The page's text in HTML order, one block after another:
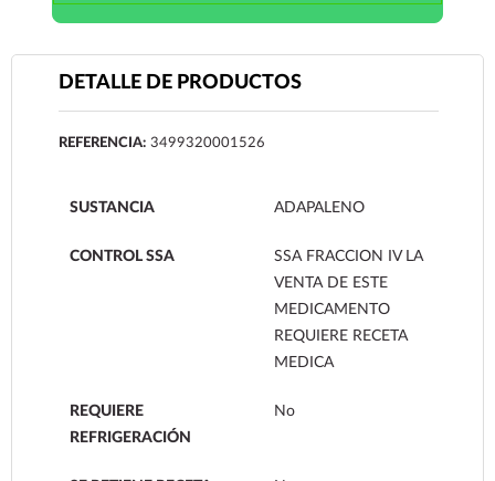
DETALLE DE PRODUCTOS
REFERENCIA: 3499320001526
SUSTANCIA ADAPALENO
CONTROL SSA
SSA FRACCION IV LA
VENTA DE ESTE
MEDICAMENTO
REQUIERE RECETA
MEDICA
REQUIERE
REFRIGERACIÓN
No